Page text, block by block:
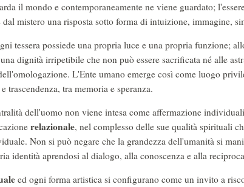
il mondo e contemporaneamente ne viene guardato;
dal mistero una risposta sotto forma di intuizione, immagine,
tessera possiede una propria luce e una propria funzione;
dignità irripetibile che non può essere sacrificata né alle
L'Ente umano emerge così come luogo
tra memoria e speranza.
dell'uomo non viene intesa come affermazione
relazionale, nel complesso delle sue qualità spirituali
Non si può negare che la grandezza dell'umanità si
identità aprendosi al dialogo, alla conoscenza e alla
ed ogni forma artistica si configurano come un invito a